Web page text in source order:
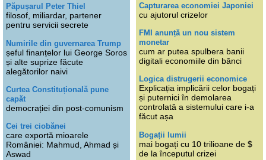
Păpușarul Peter Thiel
filosof, miliardar, partener
pentru servicii secrete
Numirile din guvernarea Trump
șeful finanțelor lui George Soros
și alte suprize făcute
alegătorilor naivi
Curtea Constituțională pune
capăt
democrației din post-comunism
Cei trei ciobănei
care exportă mioarele
României: Mahmud, Ahmad și
Aswad
Capturarea economiei Japoniei
cu ajutorul crizelor
FMI anunță un nou sistem
monetar
cum ar putea spulbera banii
digitali economiile din bănci
Logica distrugerii economice
Explicația implicării celor bogați
și puternici în demolarea
controlată a sistemului care i-a
făcut așa
Bogații lumii
mai bogați cu 10 trilioane de $
de la începutul crizei